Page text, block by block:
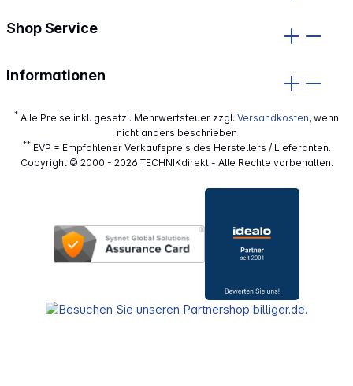
Shop Service
Informationen
* Alle Preise inkl. gesetzl. Mehrwertsteuer zzgl. Versandkosten, wenn
nicht anders beschrieben
**EVP = Empfohlener Verkaufspreis des Herstellers / Lieferanten.
Copyright © 2000 - 2026 TECHNIKdirekt - Alle Rechte vorbehalten.